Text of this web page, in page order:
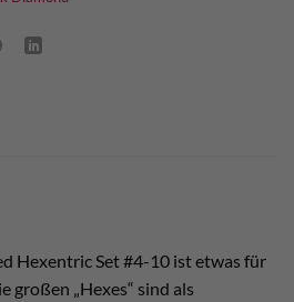
Hexentric Set #4-10 ist etwas für
großen „Hexes“ sind als